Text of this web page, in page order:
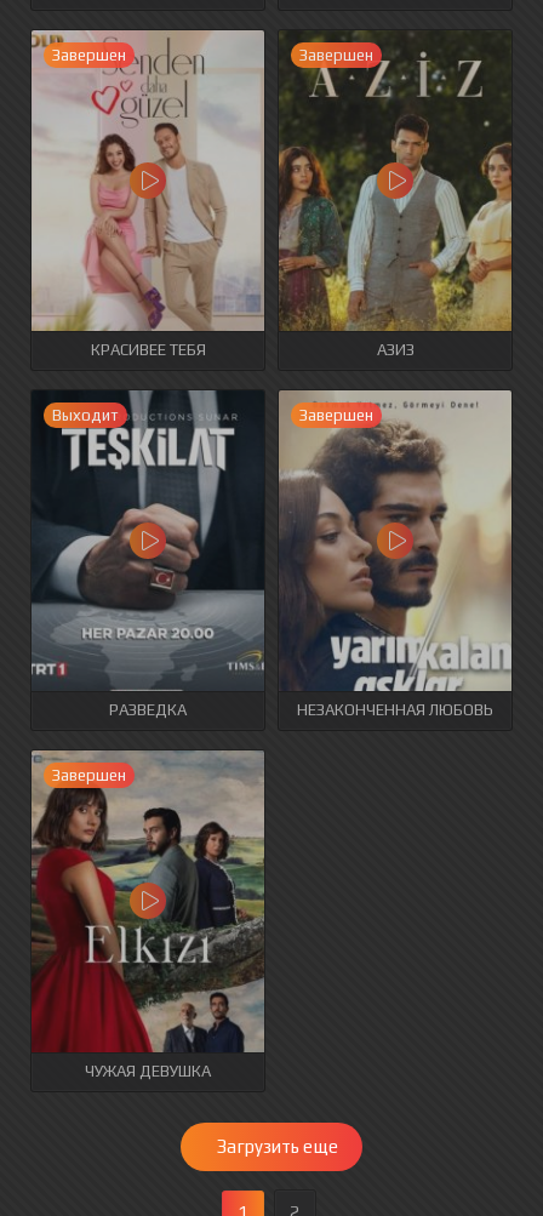
Завершен
КРАСИВЕЕ ТЕБЯ
Завершен
АЗИЗ
Выходит
РАЗВЕДКА
Завершен
НЕЗАКОНЧЕННАЯ ЛЮБОВЬ
Завершен
ЧУЖАЯ ДЕВУШКА
Загрузить еще
1 2